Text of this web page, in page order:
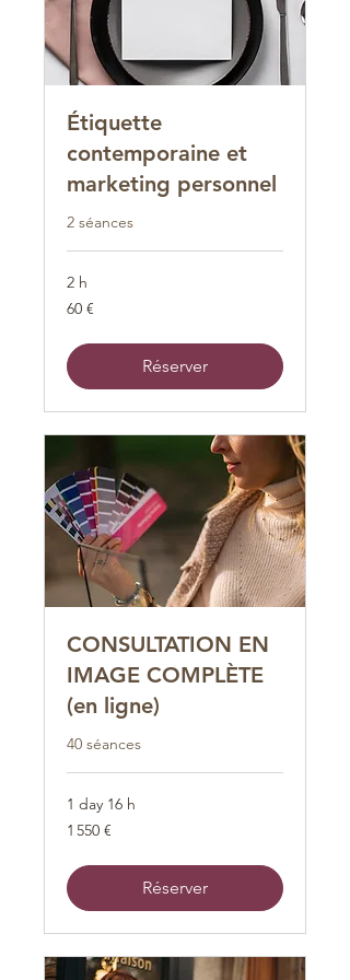
Étiquette
contemporaine et
marketing personnel
2 séances
2 h
60
euros
60 €
Réserver
CONSULTATION EN
IMAGE COMPLÈTE
(en ligne)
40 séances
1 day 16 h
1 550
euros
1 550 €
Réserver